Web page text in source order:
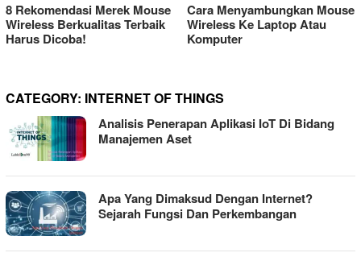
8 Rekomendasi Merek Mouse
Wireless Berkualitas Terbaik
Harus Dicoba!
Cara Menyambungkan Mouse
Wireless Ke Laptop Atau
Komputer
CATEGORY: INTERNET OF THINGS
Analisis Penerapan Aplikasi IoT Di Bidang
Manajemen Aset
Apa Yang Dimaksud Dengan Internet?
Sejarah Fungsi Dan Perkembangan